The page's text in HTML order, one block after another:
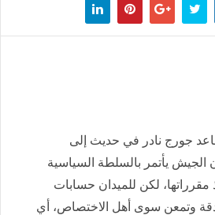
جورج نادر في حديث إلى
الجيش يأتمر بالسلطة السياسية
مقرراتها، لكن للميدان حسابات
بدقة وتمعن سوى أهل الاختصاص، أي